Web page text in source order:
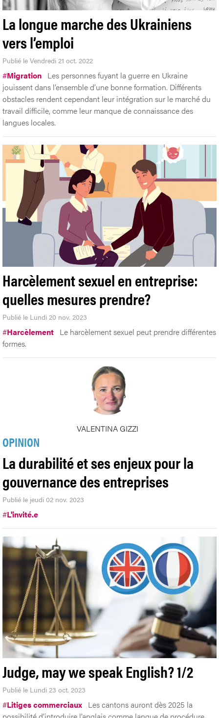
La longue marche des Ukrainiens
vers l’emploi
Publié le Vendredi 21 oct. 2022
#Migration Les personnes fuyant la guerre en Ukraine
jouissent dans l’ensemble d’une bonne formation. Différents
obstacles rendent cependant leur intégration sur le marché du
travail difficile, comme leur manque de connaissance des
langues locales.
Harcèlement sexuel en entreprise:
quelles mesures prendre?
Publié le Lundi 20 nov. 2023
#Harcèlement Le harcèlement sexuel peut prendre différentes
formes.
VALENTINA GIZZI
OPINION
La durabilité et ses enjeux pour la
gouvernance des entreprises
Publié le jeudi 02 nov. 2023
#L'invité.e
Judge, may we speak English? 1/2
Publié le Lundi 23 oct. 2023
#Litiges commerciaux Les cantons auront dès 2025 la